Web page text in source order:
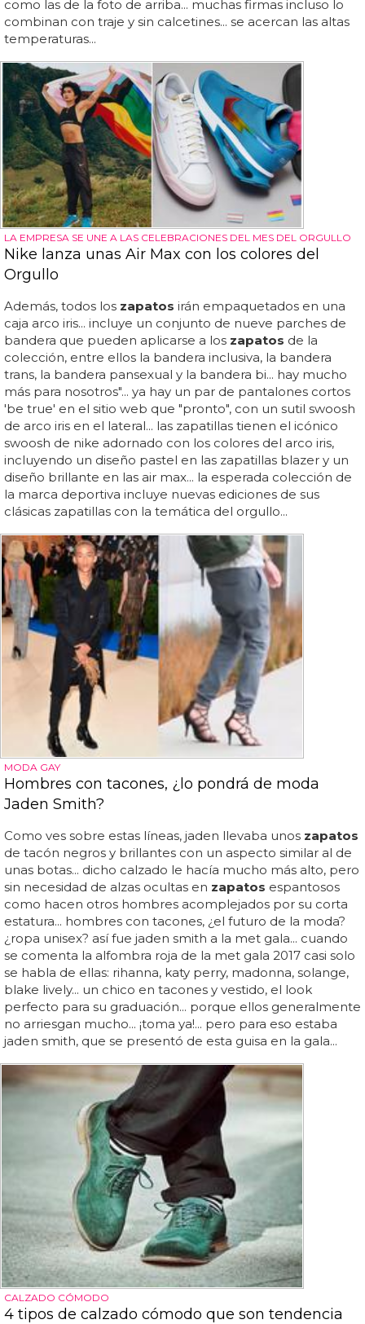
como las de la foto de arriba... muchas firmas incluso lo
combinan con traje y sin calcetines... se acercan las altas
temperaturas...
LA EMPRESA SE UNE A LAS CELEBRACIONES DEL MES DEL ORGULLO
Nike lanza unas Air Max con los colores del
Orgullo
Además, todos los zapatos irán empaquetados en una
caja arco iris... incluye un conjunto de nueve parches de
bandera que pueden aplicarse a los zapatos de la
colección, entre ellos la bandera inclusiva, la bandera
trans, la bandera pansexual y la bandera bi... hay mucho
más para nosotros"... ya hay un par de pantalones cortos
'be true' en el sitio web que "pronto", con un sutil swoosh
de arco iris en el lateral... las zapatillas tienen el icónico
swoosh de nike adornado con los colores del arco iris,
incluyendo un diseño pastel en las zapatillas blazer y un
diseño brillante en las air max... la esperada colección de
la marca deportiva incluye nuevas ediciones de sus
clásicas zapatillas con la temática del orgullo...
MODA GAY
Hombres con tacones, ¿lo pondrá de moda
Jaden Smith?
Como ves sobre estas líneas, jaden llevaba unos zapatos
de tacón negros y brillantes con un aspecto similar al de
unas botas... dicho calzado le hacía mucho más alto, pero
sin necesidad de alzas ocultas en zapatos espantosos
como hacen otros hombres acomplejados por su corta
estatura... hombres con tacones, ¿el futuro de la moda?
¿ropa unisex? así fue jaden smith a la met gala... cuando
se comenta la alfombra roja de la met gala 2017 casi solo
se habla de ellas: rihanna, katy perry, madonna, solange,
blake lively... un chico en tacones y vestido, el look
perfecto para su graduación... porque ellos generalmente
no arriesgan mucho... ¡toma ya!... pero para eso estaba
jaden smith, que se presentó de esta guisa en la gala...
CALZADO CÓMODO
4 tipos de calzado cómodo que son tendencia